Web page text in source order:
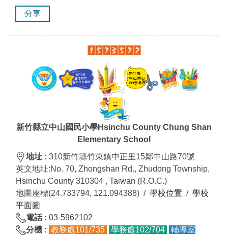
分享
新竹縣立中山國民小學Hsinchu County Chung Shan
Elementary School
地址 : 310新竹縣竹東鎮中正里15鄰中山路70號
英文地址:No. 70, Zhongshan Rd., Zhudong Township,
Hsinchu County 310304 , Taiwan (R.O.C.)
地圖座標(24.733794, 121.094388) / 學校位置 / 學校
平面圖
電話 : 03-5962102
分機 : 教務處101/735 學務處102/704 輔導室